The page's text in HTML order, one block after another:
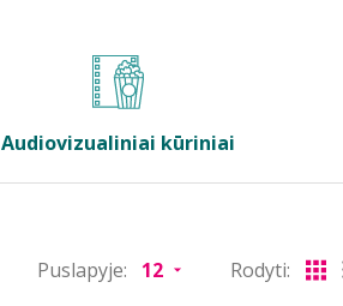
Audiovizualiniai kūriniai
Puslapyje: Rodyti: